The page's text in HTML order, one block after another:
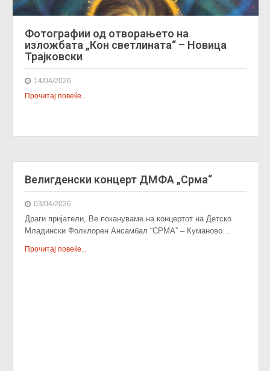
Фотографии од отворањето на
изложбата „Кон светлината“ – Новица
Трајковски
14/04/2026
Прочитај повеќе...
Велигденски концерт ДМФА „Срма“
03/04/2026
Драги пријатели, Ве покануваме на концертот на Детско
Младински Фолклорен Ансамбал “СРМА” – Куманово…
Прочитај повеќе...